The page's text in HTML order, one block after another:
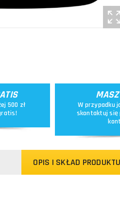
500 zł
W przypadku
skontaktuj się
OPIS I SKŁAD PRODUKTU